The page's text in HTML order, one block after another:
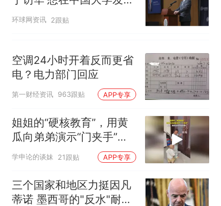
演讲
环球网资讯 2跟贴
空调24小时开着反而更省
电？电力部门回应
第一财经资讯 963跟贴 APP专享
姐姐的“硬核教育”，用黄
瓜向弟弟演示“门夹手”，
网友：果然言传不如身
学申论的谈妹 21跟贴 APP专享
三个国家和地区力挺因凡
蒂诺 墨西哥的"反水"耐人